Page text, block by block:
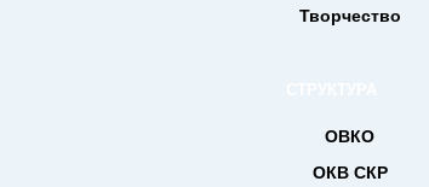
Творчество
ОВКО
ОКВ СКР